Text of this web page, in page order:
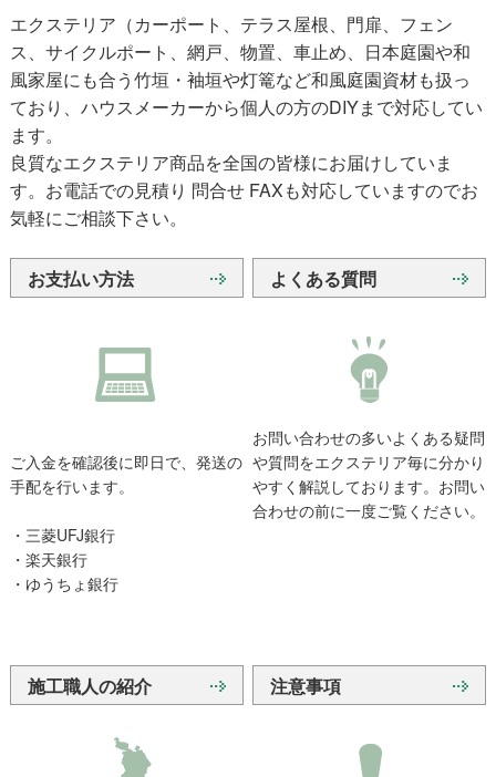
エクステリア（カーポート、テラス屋根、門扉、フェン
ス、サイクルポート、網戸、物置、車止め、日本庭園や和
風家屋にも合う竹垣・袖垣や灯篭など和風庭園資材も扱っ
ており、ハウスメーカーから個人の方のDIYまで対応してい
ます。
良質なエクステリア商品を全国の皆様にお届けしていま
す。お電話での見積り 問合せ FAXも対応していますのでお
気軽にご相談下さい。
お支払い方法
ご入金を確認後に即日で、発送の
手配を行います。
・三菱UFJ銀行
・楽天銀行
・ゆうちょ銀行
よくある質問
お問い合わせの多いよくある疑問
や質問をエクステリア毎に分かり
やすく解説しております。お問い
合わせの前に一度ご覧ください。
施工職人の紹介 注意事項